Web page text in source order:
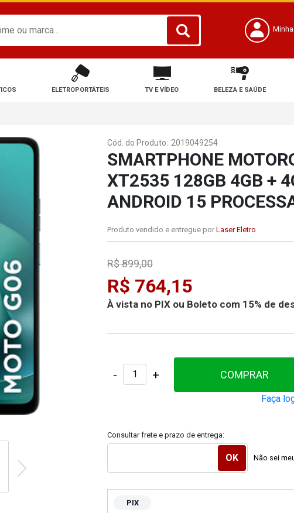
ELETROPORTÁTEIS TV E VÍDEO BELEZA E SAÚDE
Cód. do Produto: 2019049254
SMARTPHONE
XT2535 128GB 4GB +
ANDROID 15
Produto vendido e entregue por Laser Eletro
R$ 764,15
À vista no PIX ou Boleto com 15% de
R$ 899,00
- + COMPRAR
Faça
Consultar frete e prazo de entrega:
Não sei
PIX